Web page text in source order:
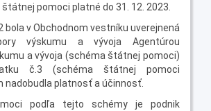
pomoci platné do 31. 12. 2023.
bola v Obchodnom vestníku uverejnená
výskumu a vývoja Agentúrou
a vývoja (schéma štátnej pomoci)
č.3 (schéma štátnej pomoci
nadobudla platnosť a účinnosť.
podľa tejto schémy je podnik